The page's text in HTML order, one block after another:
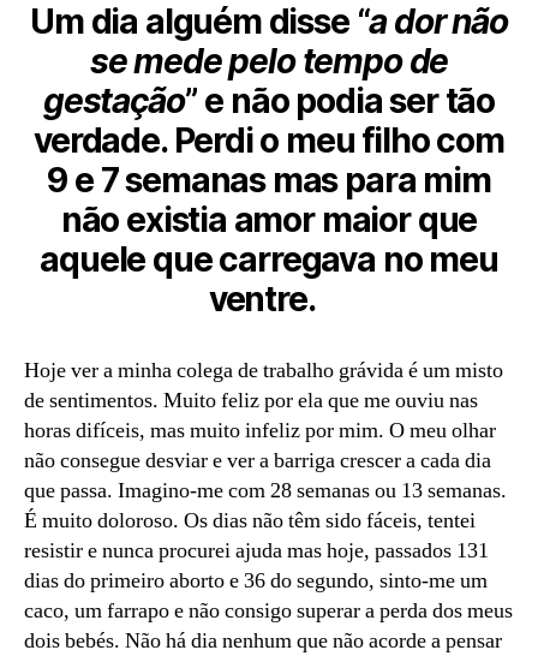
Um dia alguém disse “a dor não
se mede pelo tempo de
gestação” e não podia ser tão
verdade. Perdi o meu filho com
9 e 7 semanas mas para mim
não existia amor maior que
aquele que carregava no meu
ventre.
Hoje ver a minha colega de trabalho grávida é um misto
de sentimentos. Muito feliz por ela que me ouviu nas
horas difíceis, mas muito infeliz por mim. O meu olhar
não consegue desviar e ver a barriga crescer a cada dia
que passa. Imagino-me com 28 semanas ou 13 semanas.
É muito doloroso. Os dias não têm sido fáceis, tentei
resistir e nunca procurei ajuda mas hoje, passados 131
dias do primeiro aborto e 36 do segundo, sinto-me um
caco, um farrapo e não consigo superar a perda dos meus
dois bebés. Não há dia nenhum que não acorde a pensar